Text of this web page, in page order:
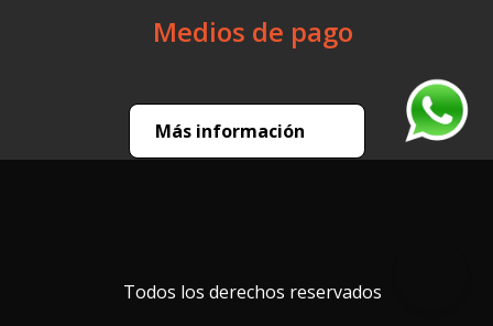
Medios de pago
Más información
Todos los derechos reservados